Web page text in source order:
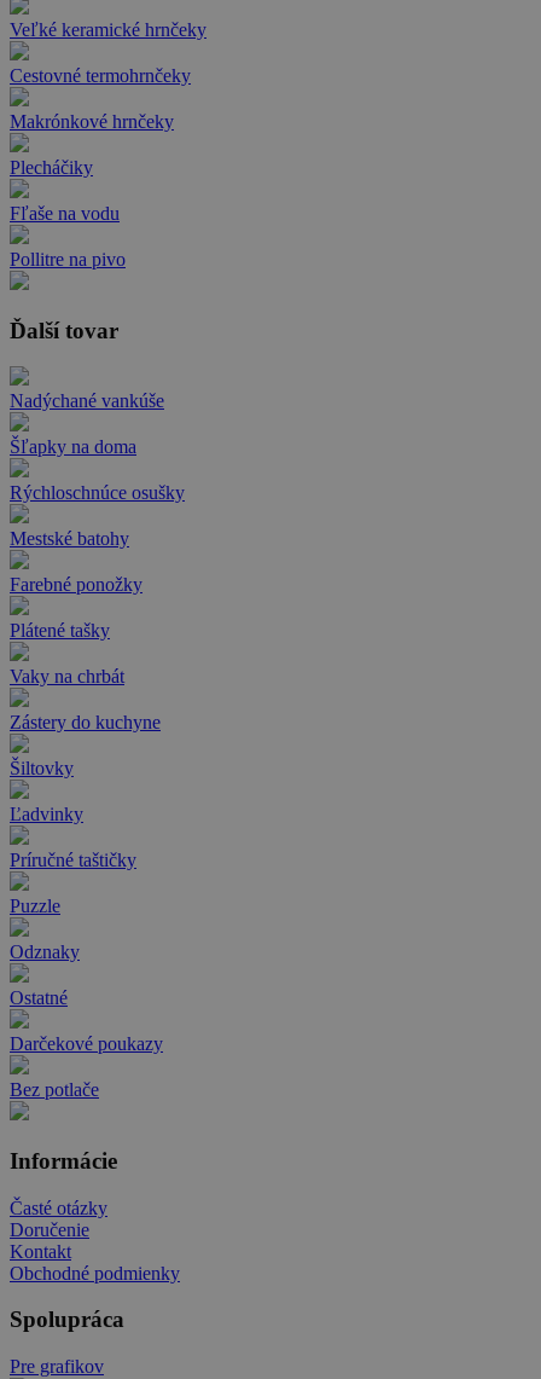
Veľké keramické hrnčeky
Cestovné termohrnčeky
Makrónkové hrnčeky
Plecháčiky
Fľaše na vodu
Pollitre na pivo
Ďalší tovar
Nadýchané vankúše
Šľapky na doma
Rýchloschnúce osušky
Mestské batohy
Farebné ponožky
Plátené tašky
Vaky na chrbát
Zástery do kuchyne
Šiltovky
Ľadvinky
Príručné taštičky
Puzzle
Odznaky
Ostatné
Darčekové poukazy
Bez potlače
Informácie
Časté otázky
Doručenie
Kontakt
Obchodné podmienky
Spolupráca
Pre grafikov